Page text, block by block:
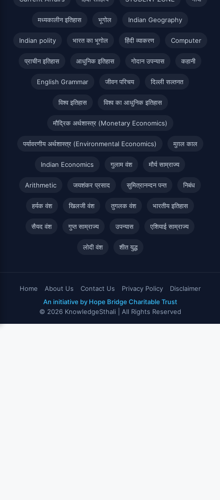
मध्यकालीन इतिहास भूगोल Indian Geography
Indian polity भारत का भूगोल हिंदी व्याकरण Computer
प्राचीन इतिहास आधुनिक इतिहास गोदान उपन्यास कहानी
English Grammar जीवन परिचय दिल्ली सल्तनत
विश्व इतिहास विश्व का आधुनिक इतिहास
मौद्रिक अर्थशास्त्र (Monetary Economics)
पर्यावरणीय अर्थशास्त्र (Environmental Economics) मुग़ल काल
Indian Economics गुलाम वंश मौर्य साम्राज्य
Arithmetic जयशंकर प्रसाद सुमित्रानन्दन पन्त निबंध
हर्यक वंश खिलजी वंश तुगलक वंश भारतीय इतिहास
सैयद वंश गुप्त साम्राज्य उपन्यास एशियाई साम्राज्य
लोदी वंश शीत युद्ध
Home About Us Contact Us Privacy Policy
Disclaimer
An initiative by Hope Bridge Charitable Trust
© 2026 KnowledgeSthali | All Rights Reserved